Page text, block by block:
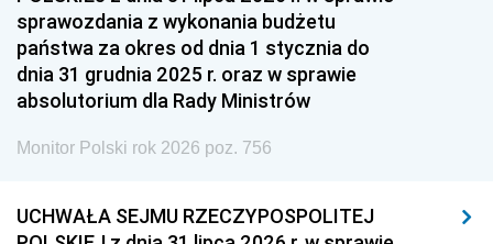
1936 1930
sprawozdania z wykonania budżetu
państwa za okres od dnia 1 stycznia do
dnia 31 grudnia 2025 r. oraz w sprawie
absolutorium dla Rady Ministrów
Monitor Polski rok 2026 poz. 756
UCHWAŁA SEJMU RZECZYPOSPOLITEJ